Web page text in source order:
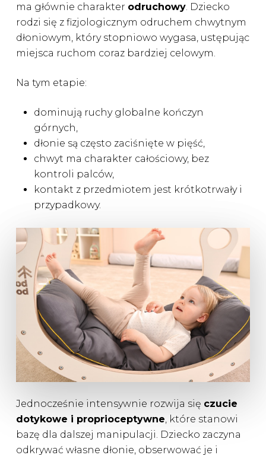
ma głównie charakter odruchowy . Dziecko
rodzi się z fizjologicznym odruchem chwytnym
dłoniowym, który stopniowo wygasa, ustępując
miejsca ruchom coraz bardziej celowym.
Na tym etapie:
dominują ruchy globalne kończyn
górnych,
dłonie są często zaciśnięte w pięść,
chwyt ma charakter całościowy, bez
kontroli palców,
kontakt z przedmiotem jest krótkotrwały i
przypadkowy.
Jednocześnie intensywnie rozwija się czucie
dotykowe i proprioceptywne, które stanowi
bazę dla dalszej manipulacji. Dziecko zaczyna
odkrywać własne dłonie, obserwować je i